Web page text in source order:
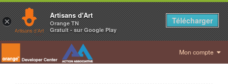
Mon compte
×
Artisans d'Art
Orange TN
Gratuit - sur Google Play
Télécharger